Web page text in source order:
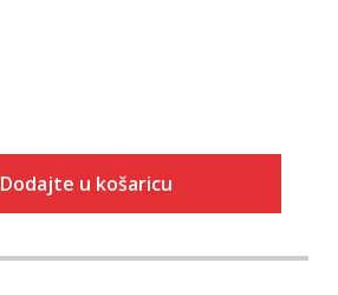
Dodajte u košaricu